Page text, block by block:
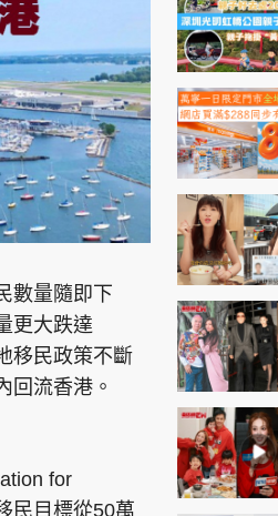
理 麥玲玲
怪 威師兄
健康
飲食
報 頭條日報 星島環球
Copyright © 東周網 版權所有 . 不得轉載
數量隨即下
更大跌達
移民政策不斷
回流香港。
for
民目標從50萬